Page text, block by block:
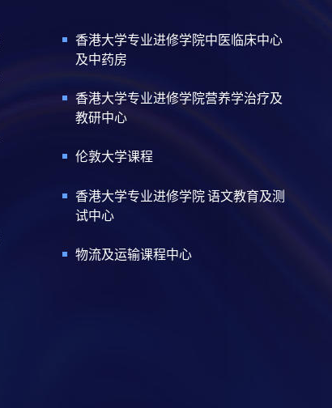
香港大学专业进修学院中医临床中心
及中药房
香港大学专业进修学院营养学治疗及
教研中心
伦敦大学课程
香港大学专业进修学院 语文教育及测
试中心
物流及运输课程中心